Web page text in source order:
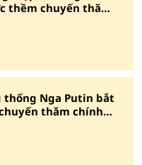
thềm chuyến thăm
thống Nga Putin bắt
thăm chính